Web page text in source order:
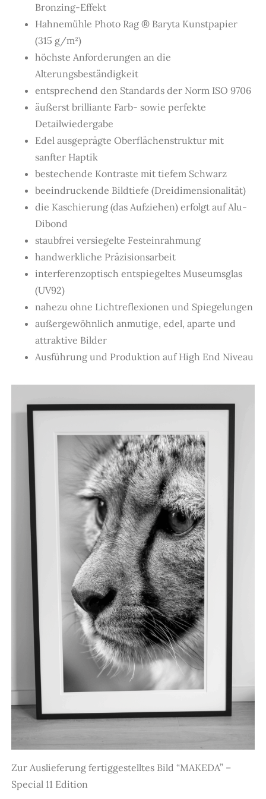
Bronzing-Effekt
Hahnemühle Photo Rag ® Baryta Kunstpapier
(315 g/m²)
höchste Anforderungen an die
Alterungsbeständigkeit
entsprechend den Standards der Norm ISO 9706
äußerst brilliante Farb- sowie perfekte
Detailwiedergabe
Edel ausgeprägte Oberflächenstruktur mit
sanfter Haptik
bestechende Kontraste mit tiefem Schwarz
beeindruckende Bildtiefe (Dreidimensionalität)
die Kaschierung (das Aufziehen) erfolgt auf Alu-
Dibond
staubfrei versiegelte Festeinrahmung
handwerkliche Präzisionsarbeit
interferenzoptisch entspiegeltes Museumsglas
(UV92)
nahezu ohne Lichtreflexionen und Spiegelungen
außergewöhnlich anmutige, edel, aparte und
attraktive Bilder
Ausführung und Produktion auf High End Niveau
Zur Auslieferung fertiggestelltes Bild “MAKEDA” –
Special 11 Edition